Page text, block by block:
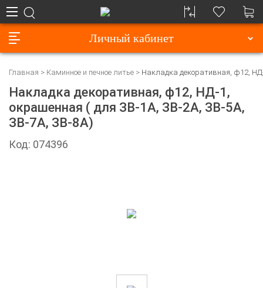
Личный кабинет
Главная Каминное и печное литье Накладка декоративная, ф12,
Накладка декоративная, ф12, НД-1,
окрашенная ( для ЗВ-1А, ЗВ-2А, ЗВ-5А,
ЗВ-7А, ЗВ-8А)
Код: 074396